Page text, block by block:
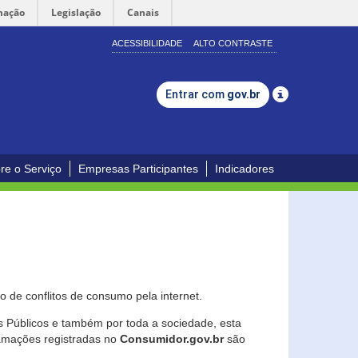
Legislação Canais
ACESSIBILIDADE ALTO CONTRASTE
Entrar com gov.br
o Serviço Empresas Participantes Indicadores
conflitos de consumo pela internet.
e também por toda a sociedade, esta
registradas no Consumidor.gov.brsão